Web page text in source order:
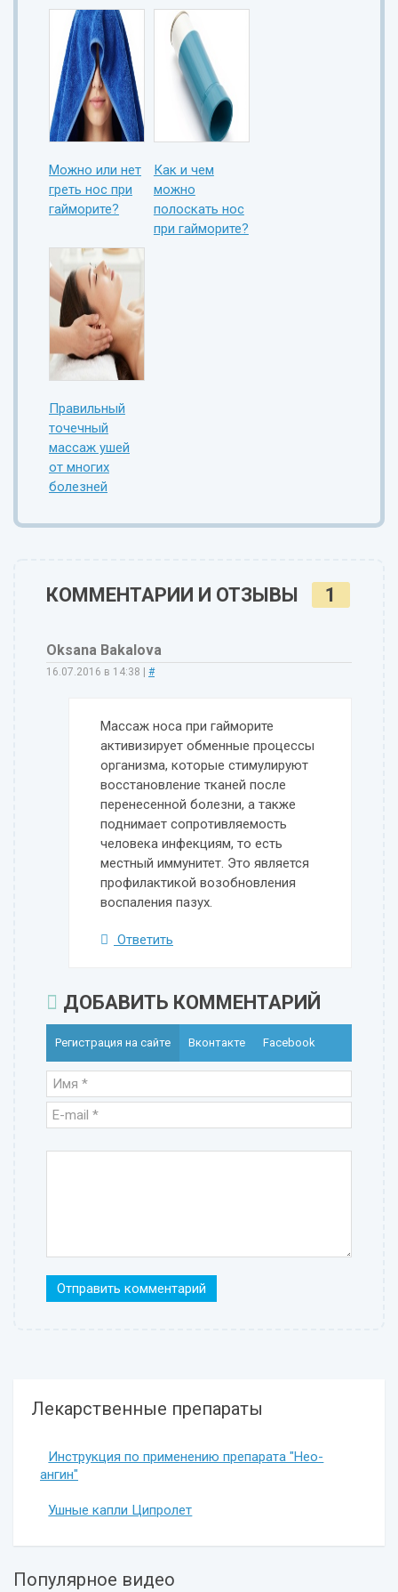
Можно или нет
греть нос при
гайморите?
Как и чем
можно
полоскать нос
при гайморите?
Правильный
точечный
массаж ушей
от многих
болезней
КОММЕНТАРИИ И ОТЗЫВЫ 1
Oksana Bakalova
16.07.2016 в 14:38 #
Массаж носа при гайморите
активизирует обменные процессы
организма, которые стимулируют
восстановление тканей после
перенесенной болезни, а также
поднимает сопротивляемость
человека инфекциям, то есть
местный иммунитет. Это является
профилактикой возобновления
воспаления пазух.
Ответить
ДОБАВИТЬ КОММЕНТАРИЙ
Регистрация на сайте Вконтакте Facebook
Лекарственные препараты
Инструкция по применению препарата "Нео-
ангин"
Ушные капли Ципролет
Популярное видео